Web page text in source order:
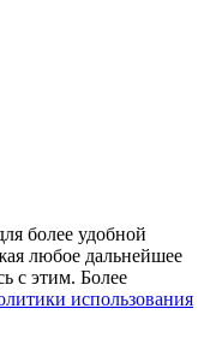
более удобной
любое дальнейшее
с этим. Более
использования